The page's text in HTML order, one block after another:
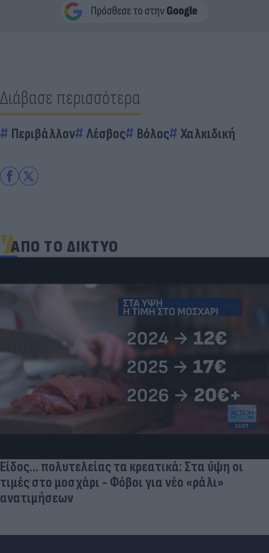
Διάβασε περισσότερα
Περιβάλλον Λέσβος Βόλος Χαλκιδική
ΑΠΟ ΤΟ ΔΙΚΤΥΟ
Είδος... πολυτελείας τα κρεατικά: Στα ύψη οι
τιμές στο μοσχάρι - Φόβοι για νέο «ράλι»
ανατιμήσεων